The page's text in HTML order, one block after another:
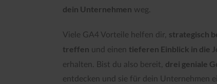
dein Unternehmen weg.
Viele GA4 Vorteile helfen dir, strategisch
treffen und einen tieferen Einblick in die
erhalten. Bist du also bereit, drei geniale
entdecken und sie für dein Unternehmen